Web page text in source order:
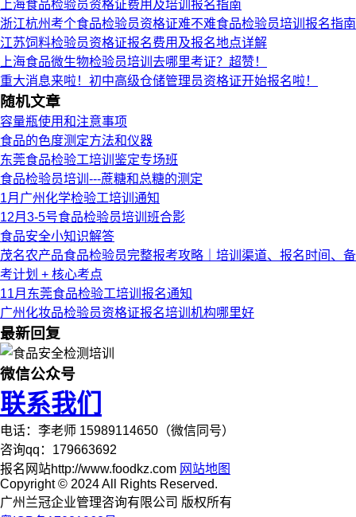
上海食品检验员资格证费用及培训报名指南
浙江杭州考个食品检验员资格证难不难食品检验员培训报名指南
江苏饲料检验员资格证报名费用及报名地点详解
上海食品微生物检验员培训去哪里考证？超赞！
重大消息来啦！初中高级仓储管理员资格证开始报名啦！
随机文章
容量瓶使用和注意事项
食品的色度测定方法和仪器
东莞食品检验工培训鉴定专场班
食品检验员培训---蔗糖和总糖的测定
1月广州化学检验工培训通知
12月3-5号食品检验员培训班合影
食品安全小知识解答
茂名农产品食品检验员完整报考攻略｜培训渠道、报名时间、备
考计划 + 核心考点
11月东莞食品检验工培训报名通知
广州化妆品检验员资格证报名培训机构哪里好
最新回复
微信公众号
联系我们
电话：李老师 15989114650（微信同号）
咨询qq：179663692
报名网站http://www.foodkz.com 网站地图
Copyright © 2024 All Rights Reserved.
广州兰冠企业管理咨询有限公司 版权所有